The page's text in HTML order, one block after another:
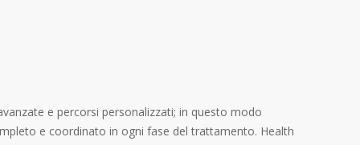
e percorsi personalizzati; in questo modo
e coordinato in ogni fase del trattamento. Health